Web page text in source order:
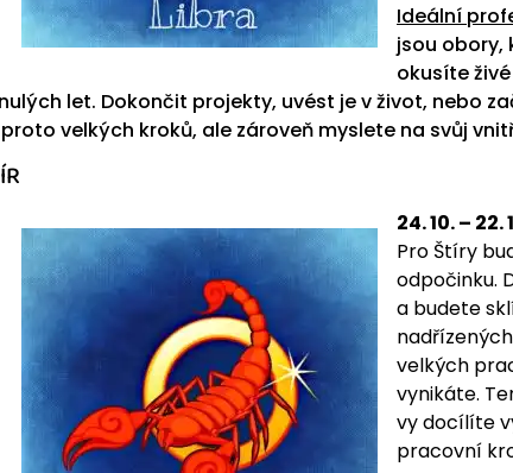
Ideální
jsou obory,
okusíte
let. Dokončit projekty, uvést je v život, nebo
velkých kroků, ale zároveň myslete na svůj
24. 10. – 22.
Pro Štíry
odpočinku.
a budete
velkých
vynikáte.
vy docílíte
pracovní